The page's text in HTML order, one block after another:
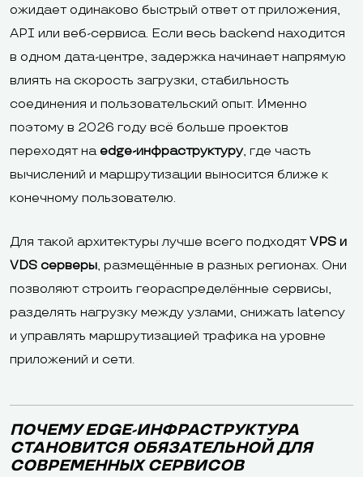
ожидает одинаково быстрый ответ от приложения,
API или веб-сервиса. Если весь backend находится
в одном дата-центре, задержка начинает напрямую
влиять на скорость загрузки, стабильность
соединения и пользовательский опыт. Именно
поэтому в 2026 году всё больше проектов
переходят на edge-инфраструктуру, где часть
вычислений и маршрутизации выносится ближе к
конечному пользователю.
Для такой архитектуры лучше всего подходятVPS и
VDS серверы, размещённые в разных регионах. Они
позволяют строить геораспределённые сервисы,
разделять нагрузку между узлами, снижать latency
и управлять маршрутизацией трафика на уровне
приложений и сети.
ПОЧЕМУ EDGE-ИНФРАСТРУКТУРА
СТАНОВИТСЯ ОБЯЗАТЕЛЬНОЙ ДЛЯ
СОВРЕМЕННЫХ СЕРВИСОВ